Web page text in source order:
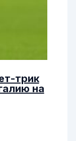
трик
на